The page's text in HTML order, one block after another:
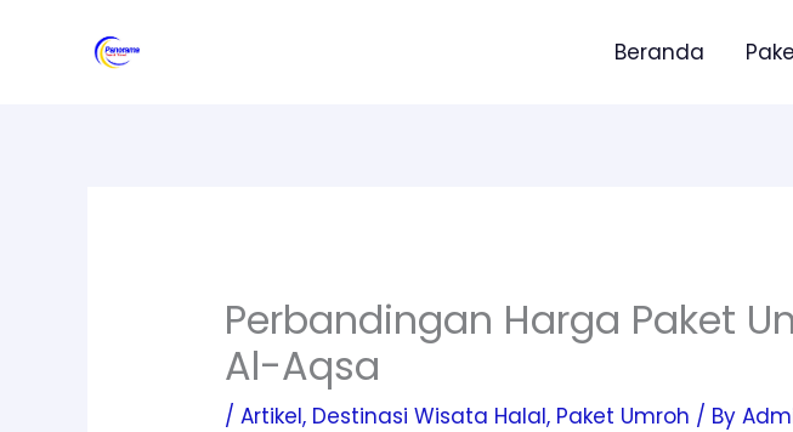
Beranda
Perbandingan Harga Paket
Al-Aqsa
/Artikel, Destinasi Wisata Halal, Paket Umroh / By